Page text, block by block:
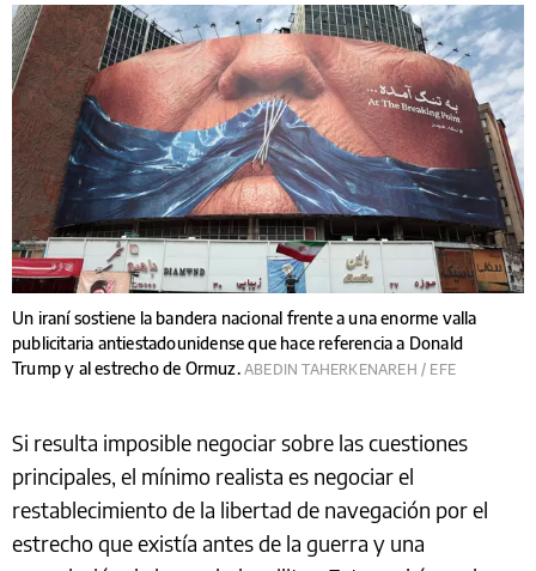
Un iraní sostiene la bandera nacional frente a una enorme valla
publicitaria antiestadounidense que hace referencia a Donald
Trump y al estrecho de Ormuz. ABEDIN TAHERKENAREH / EFE
Si resulta imposible negociar sobre las cuestiones
principales, el mínimo realista es negociar el
restablecimiento de la libertad de navegación por el
estrecho que existía antes de la guerra y una